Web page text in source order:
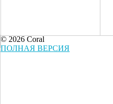
© 2026 Coral
ПОЛНАЯ ВЕРСИЯ